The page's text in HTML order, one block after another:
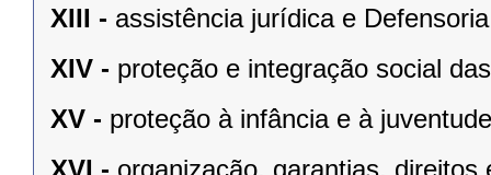
XIII - assistência jurídica e
XIV - proteção e integração social
XV - proteção à infância e à
XVI - organização, garantias,